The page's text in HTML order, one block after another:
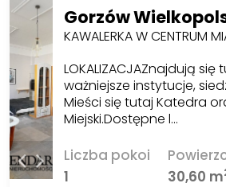
Gorzów
KAWALERKA W CENTRUM
LOKALIZACJAZnajdują się
ważniejsze instytucje,
Mieści się tutaj Katedra
Miejski.Dostępne l…
Liczba pokoi
1
30,60 m